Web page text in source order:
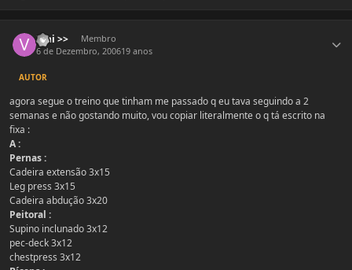
Vini >>
Membro
6 de Dezembro, 200619 anos
AUTOR
agora segue o treino que tinham me passado q eu tava seguindo a 2
semanas e não gostando muito, vou copiar literalmente o q tá escrito na
fixa :
A :
Pernas :
Cadeira extensão 3x15
Leg press 3x15
Cadeira abdução 3x20
Peitoral :
Supino inclunado 3x12
pec-deck 3x12
chestpress 3x12